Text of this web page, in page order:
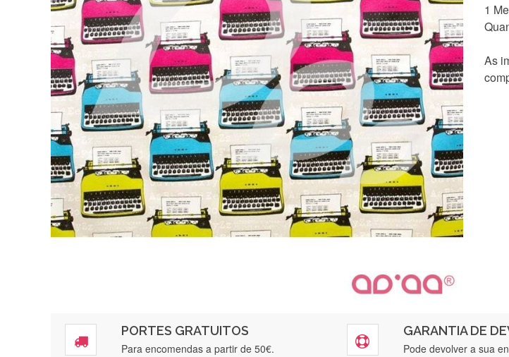
1
As
PORTES GRATUITOS
Para encomendas a partir de 50€.
GARANTIA DE
Pode devolver a sua